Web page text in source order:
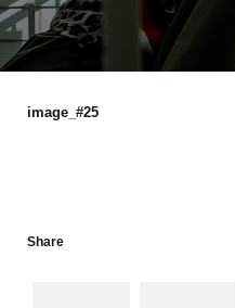
image_#25
Share